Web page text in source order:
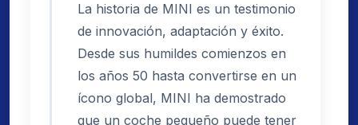
La historia de MINI es un testimonio
de innovación, adaptación y éxito.
Desde sus humildes comienzos en
los años 50 hasta convertirse en un
ícono global, MINI ha demostrado
que un coche pequeño puede tener